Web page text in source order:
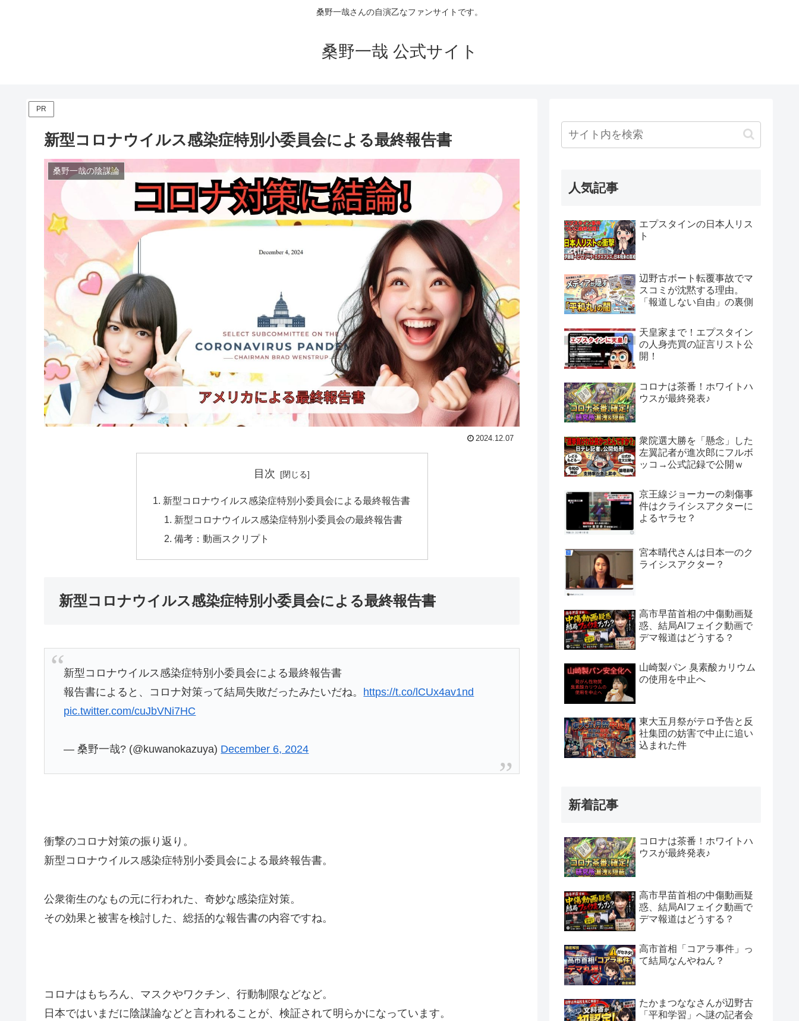
桑野一哉さんの自演乙なファンサイトです。
桑野一哉 公式サイト
PR
新型コロナウイルス感染症特別小委員会による最終報告書
桑野一哉の陰謀論
2024.12.07
目次
新型コロナウイルス感染症特別小委員会による最終報告書
新型コロナウイルス感染症特別小委員会の最終報告書
備考：動画スクリプト
新型コロナウイルス感染症特別小委員会による最終報告書
新型コロナウイルス感染症特別小委員会による最終報告書
報告書によると、コロナ対策って結局失敗だったみたいだね。 https://t.co/lCUx4av1nd
pic.twitter.com/cuJbVNi7HC
— 桑野一哉? (@kuwanokazuya) December 6, 2024
衝撃のコロナ対策の振り返り。
新型コロナウイルス感染症特別小委員会による最終報告書。
公衆衛生のなもの元に行われた、奇妙な感染症対策。
その効果と被害を検討した、総括的な報告書の内容ですね。
コロナはもちろん、マスクやワクチン、行動制限などなど。
日本ではいまだに陰謀論などと言われることが、検証されて明らかになっています。
人気記事
エプスタインの日本人リス
ト
辺野古ボート転覆事故でマ
スコミが沈黙する理由。
「報道しない自由」の裏側
天皇家まで！エプスタイン
の人身売買の証言リスト公
開！
コロナは茶番！ホワイトハ
ウスが最終発表♪
衆院選大勝を「懸念」した
左翼記者が進次郎にフルボ
ッコ→公式記録で公開ｗ
京王線ジョーカーの刺傷事
件はクライシスアクターに
よるヤラセ？
宮本晴代さんは日本一のク
ライシスアクター？
高市早苗首相の中傷動画疑
惑、結局AIフェイク動画で
デマ報道はどうする？
山崎製パン 臭素酸カリウム
の使用を中止へ
東大五月祭がテロ予告と反
社集団の妨害で中止に追い
込まれた件
新着記事
コロナは茶番！ホワイトハ
ウスが最終発表♪
高市早苗首相の中傷動画疑
惑、結局AIフェイク動画で
デマ報道はどうする？
高市首相「コアラ事件」っ
て結局なんやねん？
たかまつななさんが辺野古
「平和学習」へ謎の記者会